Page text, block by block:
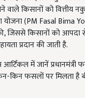
वाले किसानों को वित्तीय
योजना (PM Fasal Bima
जिससे किसानों को आपदा
प्रदान की जाती है.
में जानें प्रधानमंत्री
किन फसलों पर मिलता है